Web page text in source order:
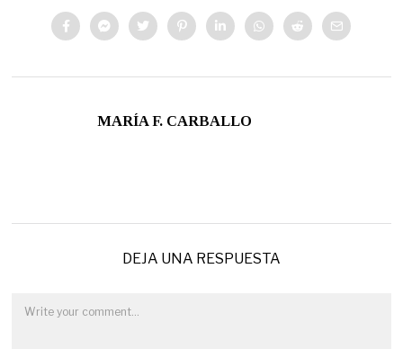
MARÍA F. CARBALLO
DEJA UNA RESPUESTA